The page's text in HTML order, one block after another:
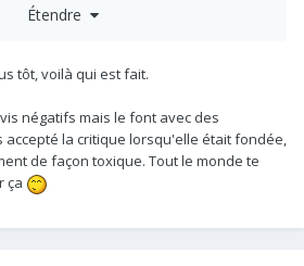
systématiquement de façon
ouvre ton propre forum et n’accepte
dans ton sens
régaler devant la défaite des blues, et
Étendre
tôt, voilà qui est fait.
négatifs mais le font avec des
accepté la critique lorsqu'elle était fondée,
de façon toxique. Tout le monde te
ça